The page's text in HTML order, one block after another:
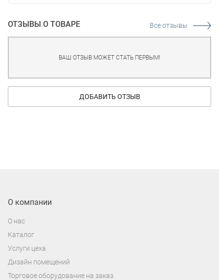
ОТЗЫВЫ О ТОВАРЕ Все отзывы
ВАШ ОТЗЫВ МОЖЕТ СТАТЬ ПЕРВЫМ!
ДОБАВИТЬ ОТЗЫВ
О компании
О нас
Каталог
Услуги цеха
Дизайн помещений
Торговое оборудование на заказ